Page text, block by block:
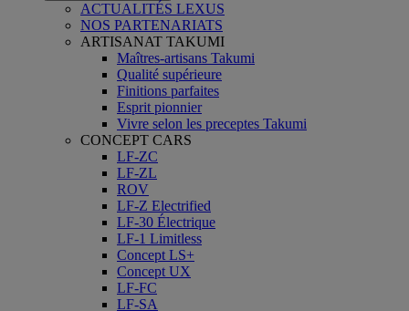
ACTUALITÉS LEXUS
NOS PARTENARIATS
ARTISANAT TAKUMI
Maîtres-artisans Takumi
Qualité supérieure
Finitions parfaites
Esprit pionnier
Vivre selon les preceptes Takumi
CONCEPT CARS
LF-ZC
LF-ZL
ROV
LF-Z Electrified
LF-30 Électrique
LF-1 Limitless
Concept LS+
Concept UX
LF-FC
LF-SA